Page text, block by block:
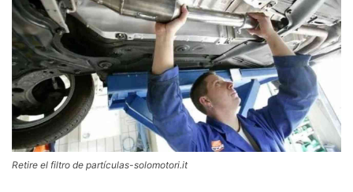
Retire el filtro de partículas-solomotori.it